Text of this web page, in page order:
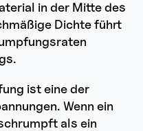
in der Mitte des
Dichte führt
ist eine der
Wenn ein
als ein